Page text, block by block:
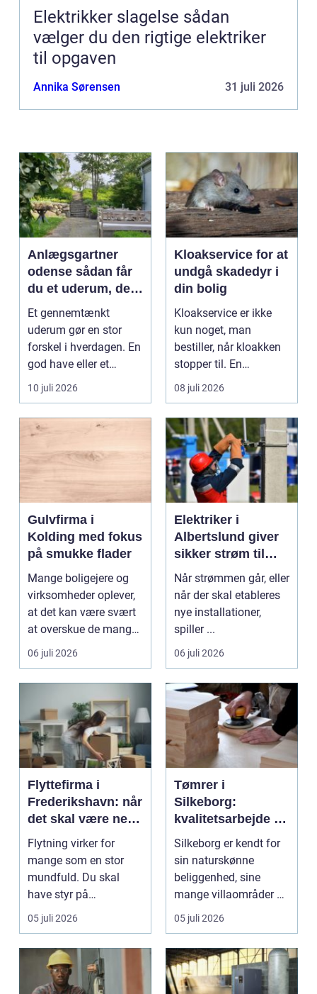
Elektrikker slagelse sådan
vælger du den rigtige elektriker
til opgaven
Annika Sørensen 31 juli 2026
Anlægsgartner
odense sådan får
du et uderum, der
holder i mange år
Et gennemtænkt
uderum gør en stor
forskel i hverdagen. En
god have eller et
velplejet fællesareal
gi...
10 juli 2026
Kloakservice for at
undgå skadedyr i
din bolig
Kloakservice er ikke
kun noget, man
bestiller, når kloakken
stopper til. En
systematisk gennem...
08 juli 2026
Gulvfirma i
Kolding med fokus
på smukke flader
Mange boligejere og
virksomheder oplever,
at det kan være svært
at overskue de mange
gul...
06 juli 2026
Elektriker i
Albertslund giver
sikker strøm til
danske boliger
Når strømmen går, eller
når der skal etableres
nye installationer,
spiller ...
06 juli 2026
Flyttefirma i
Frederikshavn: når
det skal være nemt
at komme videre
Flytning virker for
mange som en stor
mundfuld. Du skal
have styr på
nedpakning, tunge
l&oslas...
05 juli 2026
Tømrer i
Silkeborg:
kvalitetsarbejde til
overkommelige
priser
Silkeborg er kendt for
sin naturskønne
beliggenhed, sine
mange villaområder og
en bland...
05 juli 2026